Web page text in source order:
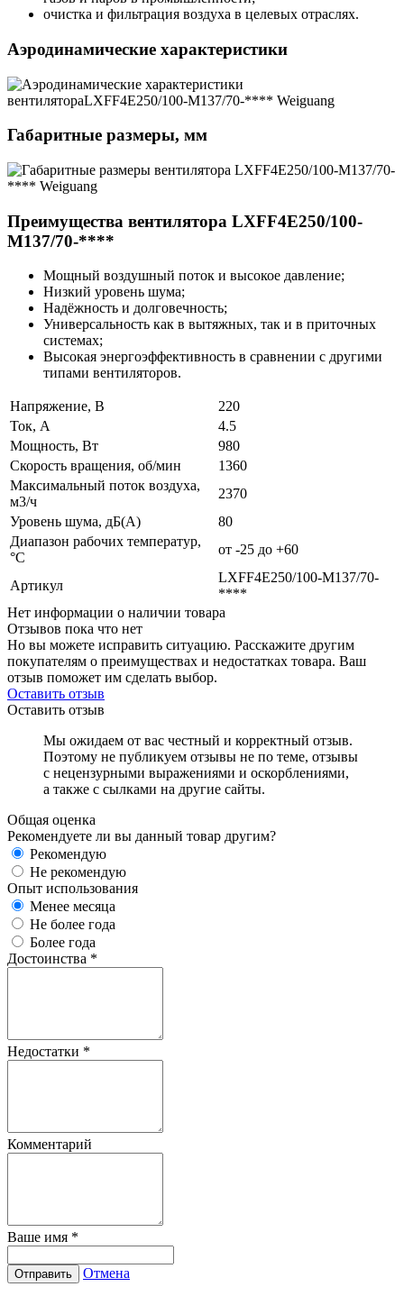
очистка и фильтрация воздуха в целевых отраслях.
Аэродинамические характеристики
Габаритные размеры, мм
Преимущества вентилятора LXFF4E250/100-
M137/70-****
Мощный воздушный поток и высокое давление;
Низкий уровень шума;
Надёжность и долговечность;
Универсальность как в вытяжных, так и в приточных
системах;
Высокая энергоэффективность в сравнении с другими
типами вентиляторов.
Напряжение, В
220
Ток, А
4.5
Мощность, Вт
980
Скорость вращения, об/мин
1360
Максимальный поток воздуха,
м3/ч
2370
Уровень шума, дБ(А)
80
Диапазон рабочих температур,
°C
от -25 до +60
Артикул
LXFF4E250/100-M137/70-
****
Нет информации о наличии товара
Отзывов пока что нет
Но вы можете исправить ситуацию. Расскажите другим
покупателям о преимуществах и недостатках товара. Ваш
отзыв поможет им сделать выбор.
Оставить отзыв
Оставить отзыв
Мы ожидаем от вас честный и корректный отзыв.
Поэтому не публикуем отзывы не по теме, отзывы
с нецензурными выражениями и оскорблениями,
а также с сылками на другие сайты.
Общая оценка
Рекомендуете ли вы данный товар другим?
Рекомендую
Не рекомендую
Опыт использования
Менее месяца
Не более года
Более года
Достоинства *
Недостатки *
Комментарий
Ваше имя *
Отправить Отмена